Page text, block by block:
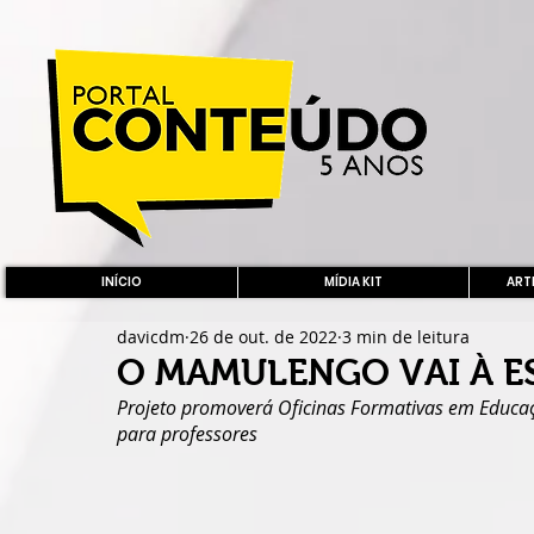
INÍCIO MÍDIA KIT
O MAMULENGO VAI À
davicdm 26 de out. de 2022 3 min de leitura
Projeto promoverá Oficinas Formativas em
para professores